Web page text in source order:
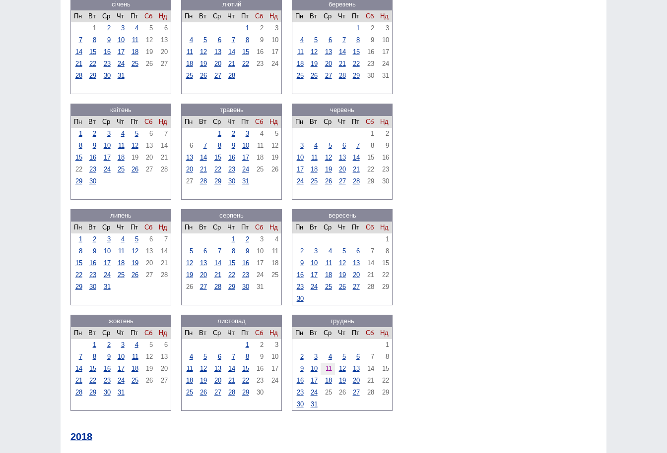
січень
Пн
Вт Ср Чт Пт Сб
Нд
1
2 3 4 5
6
7
8 9 10 11 12
13
14
15 16 17 18 19
20
21
22 23 24 25 26
27
28
29 30 31
лютий
Пн
Вт Ср Чт Пт Сб
Нд
1
2
3
4
5 6 7 8 9
10
11
12 13 14 15 16
17
18
19 20 21 22 23
24
25
26 27 28
березень
Пн
Вт Ср Чт Пт Сб
Нд
1
2
3
4
5 6 7 8 9
10
11
12 13 14 15 16
17
18
19 20 21 22 23
24
25
26 27 28 29 30 31
квітень
Пн
Вт Ср Чт Пт Сб
Нд
1
2 3 4 5 6
7
8
9 10 11 12 13
14
15
16 17 18 19 20
21
22
23 24 25 26 27
28
29
30
травень
Пн
Вт Ср Чт Пт Сб
Нд
1
2 3 4
5
6
7 8 9 10 11
12
13
14 15 16 17 18
19
20
21 22 23 24 25
26
27
28 29 30 31
червень
Пн
Вт Ср Чт Пт Сб
Нд
1
2
3
4 5 6 7 8
9
10
11 12 13 14 15
16
17
18 19 20 21 22
23
24
25 26 27 28 29 30
липень
Пн
Вт Ср Чт Пт Сб
Нд
1
2 3 4 5 6
7
8
9 10 11 12 13
14
15
16 17 18 19 20
21
22
23 24 25 26 27
28
29
30 31
серпень
Пн
Вт Ср Чт Пт Сб
Нд
1
2 3
4
5
6 7 8 9 10
11
12
13 14 15 16 17
18
19
20 21 22 23 24
25
26
27 28 29 30 31
вересень
Пн
Вт Ср Чт Пт Сб
Нд
1
2
3 4 5 6 7
8
9
10 11 12 13 14
15
16
17 18 19 20 21
22
23
24 25 26 27 28
29
30
жовтень
Пн
Вт Ср Чт Пт Сб
Нд
1
2 3 4 5
6
7
8 9 10 11 12
13
14
15 16 17 18 19
20
21
22 23 24 25 26
27
28
29 30 31
листопад
Пн
Вт Ср Чт Пт Сб
Нд
1
2
3
4
5 6 7 8 9
10
11
12 13 14 15 16
17
18
19 20 21 22 23
24
25
26 27 28 29 30
грудень
Пн
Вт Ср Чт Пт Сб
Нд
1
2
3 4 5 6 7
8
9
10 11 12 13 14
15
16
17 18 19 20 21
22
23
24 25 26 27 28
29
30
31
2018